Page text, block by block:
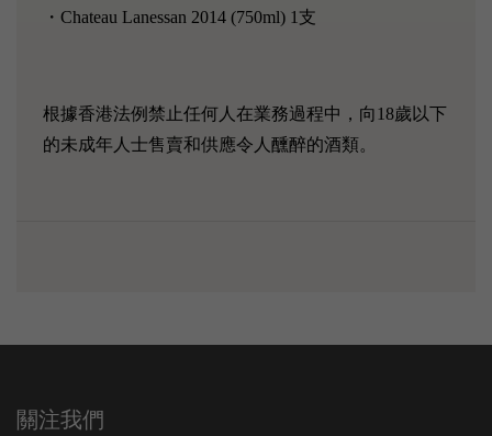
・Chateau Lanessan 2014 (750ml) 1支
根據香港法例禁止任何人在業務過程中，向18歲以下
的未成年人士售賣和供應令人醺醉的酒類。
關注我們